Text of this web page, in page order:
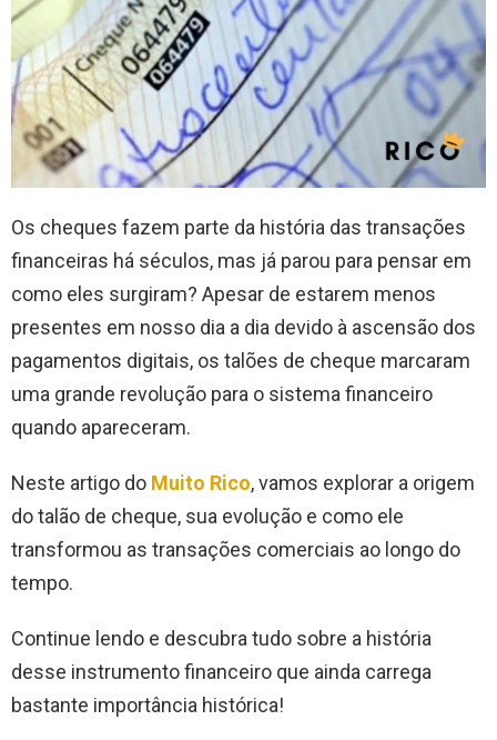
Os cheques fazem parte da história das transações
financeiras há séculos, mas já parou para pensar em
como eles surgiram? Apesar de estarem menos
presentes em nosso dia a dia devido à ascensão dos
pagamentos digitais, os talões de cheque marcaram
uma grande revolução para o sistema financeiro
quando apareceram.
Neste artigo do Muito Rico, vamos explorar a origem
do talão de cheque, sua evolução e como ele
transformou as transações comerciais ao longo do
tempo.
Continue lendo e descubra tudo sobre a história
desse instrumento financeiro que ainda carrega
bastante importância histórica!